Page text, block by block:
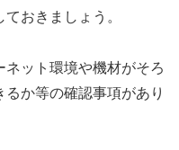
おきましょう。
ット環境や機材がそろ
か等の確認事項があり